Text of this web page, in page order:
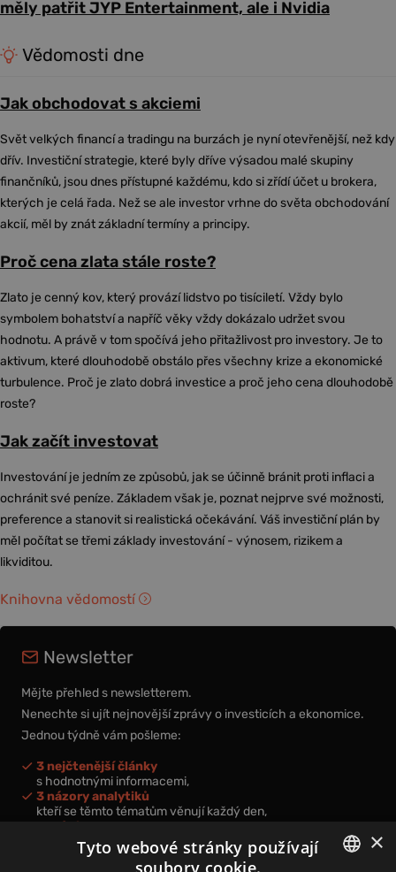
měly patřit JYP Entertainment, ale i Nvidia
Vědomosti dne
Jak obchodovat s akciemi
Svět velkých financí a tradingu na burzách je nyní otevřenější, než kdy
dřív. Investiční strategie, které byly dříve výsadou malé skupiny
finančníků, jsou dnes přístupné každému, kdo si zřídí účet u brokera,
kterých je celá řada. Než se ale investor vrhne do světa obchodování
akcií, měl by znát základní termíny a principy.
Proč cena zlata stále roste?
Zlato je cenný kov, který provází lidstvo po tisíciletí. Vždy bylo
symbolem bohatství a napříč věky vždy dokázalo udržet svou
hodnotu. A právě v tom spočívá jeho přitažlivost pro investory. Je to
aktivum, které dlouhodobě obstálo přes všechny krize a ekonomické
turbulence. Proč je zlato dobrá investice a proč jeho cena dlouhodobě
roste?
Jak začít investovat
Investování je jedním ze způsobů, jak se účinně bránit proti inflaci a
ochránit své peníze. Základem však je, poznat nejprve své možnosti,
preference a stanovit si realistická očekávání. Váš investiční plán by
měl počítat se třemi základy investování - výnosem, rizikem a
likviditou.
Knihovna vědomostí
Newsletter
Mějte přehled s newsletterem.
Nenechte si ujít nejnovější zprávy o investicích a ekonomice.
Jednou týdně vám pošleme:
3 nejčtenější články
s hodnotnými informacemi,
3 názory analytiků
kteří se těmto tématům věnují každý den,
nová videa a podcasty
k prohloubení vašich znalostí.
×
Tyto webové stránky používají
soubory cookie.